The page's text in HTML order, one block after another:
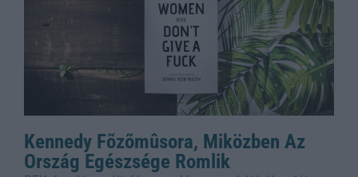
Kennedy Fõzõmûsora, Miközben Az
Ország Egészsége Romlik